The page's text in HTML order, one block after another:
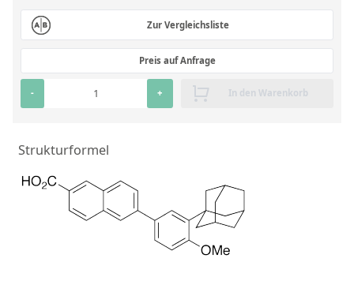
RFA-Monitorproben aus Silikatglas
Kundenspezifische Partikelstandards
Über uns
Presse und Aktuelles
Zur Vergleichsliste
Preis auf Anfrage
- + In den Warenkorb
Strukturformel